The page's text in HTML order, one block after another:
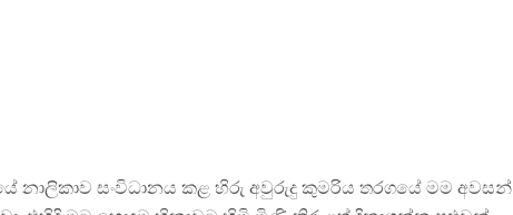
නාලිකාව සංවිධානය කළ හිරු අවුරුදු කුමරිය තරගයේ මම අවසන්